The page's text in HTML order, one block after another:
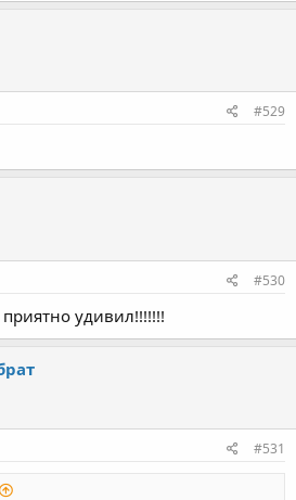
#529
#530
удивил!!!!!!!
#531